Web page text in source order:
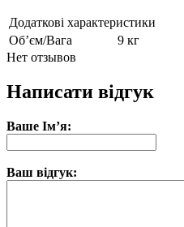
Додаткові характеристики
Об’єм/Вага
9 кг
Нет отзывов
Написати відгук
Ваше Ім’я:
Ваш відгук: